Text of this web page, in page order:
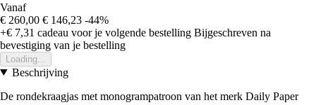
Vanaf
€ 260,00 € 146,23 -44%
+€ 7,31 cadeau voor je volgende bestelling Bijgeschreven na
bevestiging van je bestelling
Loading...
Beschrijving
De rondekraagjas met monogrampatroon van het merk Daily Paper